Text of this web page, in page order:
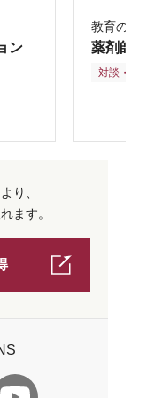
ン
教育の再
薬剤師
対談・座
り、
ます。